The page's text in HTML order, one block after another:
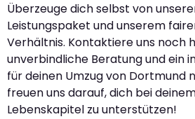
Überzeuge dich selbst von
Leistungspaket und unserem
Verhältnis. Kontaktiere uns noch
unverbindliche Beratung und ein
für deinen Umzug von Dortmund
freuen uns darauf, dich bei
Lebenskapitel zu unterstützen!